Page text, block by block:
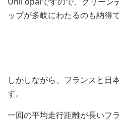
ップが多岐にわたるのも納得で
しかしながら、フランスと日
す。
一回の平均走行距離が長いフ